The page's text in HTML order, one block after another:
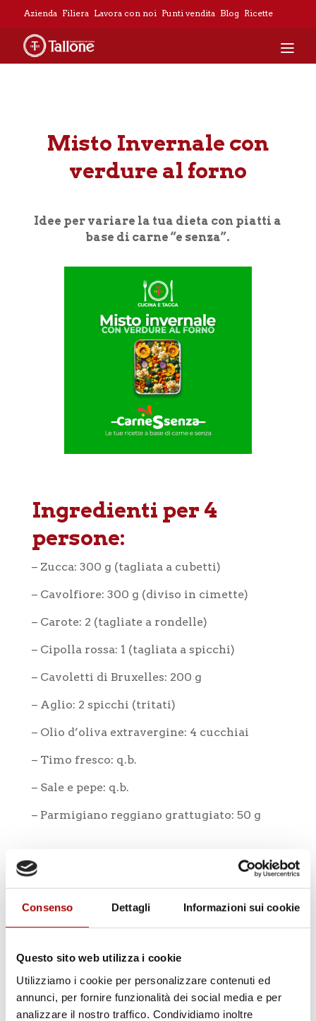
Consenso Dettagli Informazioni sui cookie
Questo sito web utilizza i cookie
Utilizziamo i cookie per personalizzare contenuti ed
annunci, per fornire funzionalità dei social media e per
analizzare il nostro traffico. Condividiamo inoltre
Azienda Filiera Lavora con noi Punti vendita Blog Ricette
Home»Misto Invernale con verdure al forno
Misto Invernale con
verdure al forno
Idee per variare la tua dieta con piatti a
base di carne “e senza”.
Ingredienti per 4
persone:
– Zucca: 300 g (tagliata a cubetti)
– Cavolfiore: 300 g (diviso in cimette)
– Carote: 2 (tagliate a rondelle)
– Cipolla rossa: 1 (tagliata a spicchi)
– Cavoletti di Bruxelles: 200 g
– Aglio: 2 spicchi (tritati)
– Olio d’oliva extravergine: 4 cucchiai
– Timo fresco: q.b.
– Sale e pepe: q.b.
– Parmigiano reggiano grattugiato: 50 g
Fasi di preparazione:
cavolfiore, carote, cipolla rossa e cavoletti
di Bruxelles.